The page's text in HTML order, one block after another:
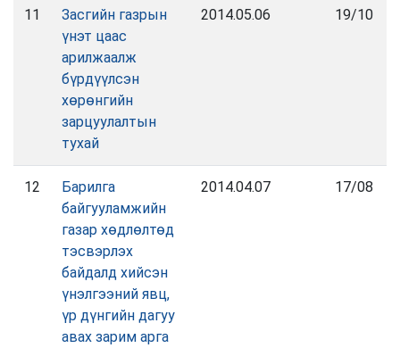
11
Засгийн газрын
үнэт цаас
арилжаалж
бүрдүүлсэн
хөрөнгийн
зарцуулалтын
тухай
2014.05.06 19/10
12
Барилга
байгууламжийн
газар хөдлөлтөд
тэсвэрлэх
байдалд хийсэн
үнэлгээний явц,
үр дүнгийн дагуу
авах зарим арга
2014.04.07 17/08